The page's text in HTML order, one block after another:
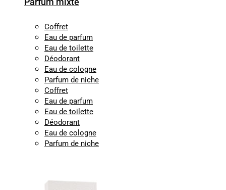
Coffret
Eau de parfum
Eau de toilette
Déodorant
Eau de cologne
Parfum de niche
Coffret
Eau de parfum
Eau de toilette
Déodorant
Eau de cologne
Parfum de niche